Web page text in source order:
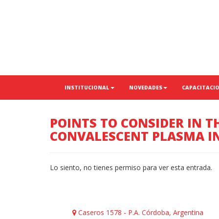
INSTITUCIONAL NOVEDADES
POINTS TO CONSIDER IN
CONVALESCENT PLASMA
Lo siento, no tienes permiso para ver esta entrada.
Caseros 1578 - P.A. Córdoba, Argentina